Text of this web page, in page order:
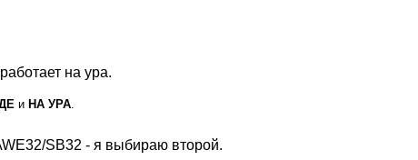
на ура.
и НА УРА.
SB32 - я выбираю второй.